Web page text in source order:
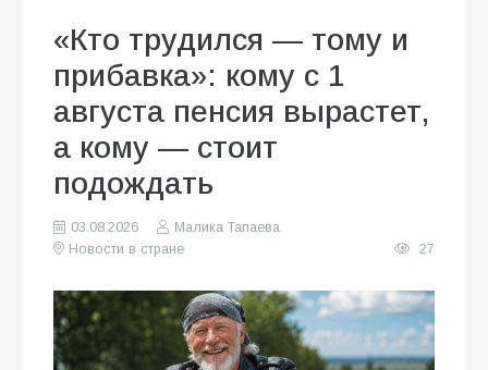
«Кто трудился — тому и
прибавка»: кому с 1
августа пенсия вырастет,
а кому — стоит
подождать
03.08.2026
Малика Тапаева
Новости в стране
27